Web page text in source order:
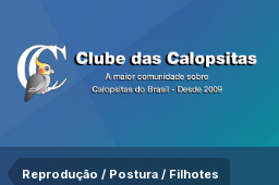
Reprodução / Postura / Filhotes